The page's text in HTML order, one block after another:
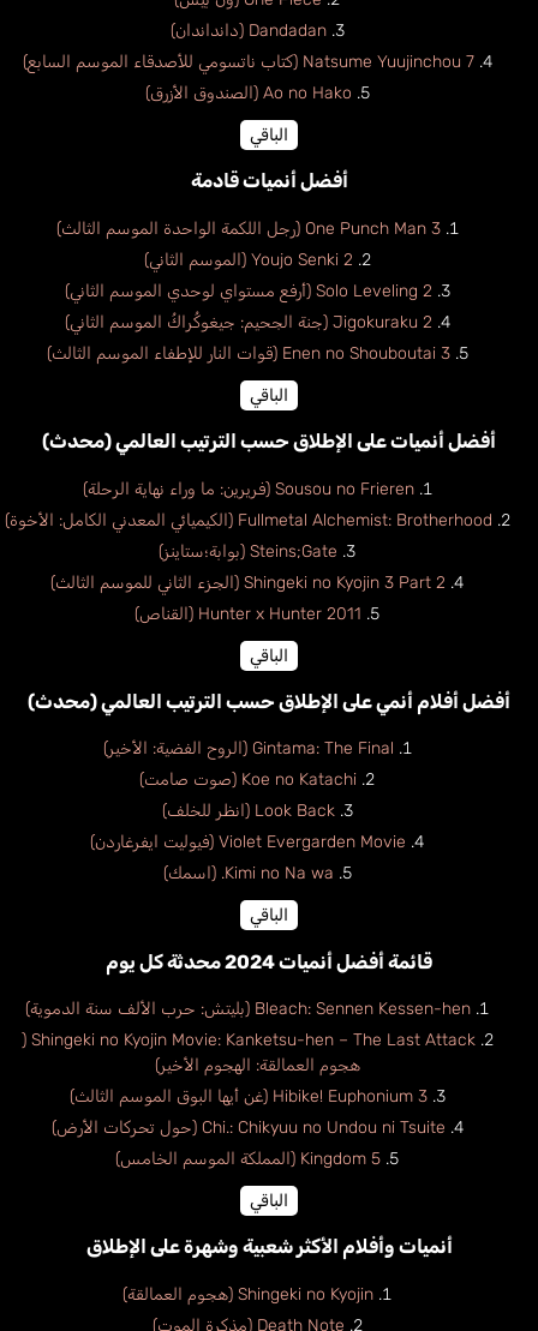
Dandadan (دانداندان)
Natsume Yuujinchou 7 (كتاب ناتسومي للأصدقاء الموسم السابع)
Ao no Hako (الصندوق الأزرق)
الباقي
أفضل أنميات قادمة
One Punch Man 3 (رجل اللكمة الواحدة الموسم الثالث)
Youjo Senki 2 (الموسم الثاني)
Solo Leveling 2 (أرفع مستواي لوحدي الموسم الثاني)
Jigokuraku 2 (جنة الجحيم: جيغوكُراكُ الموسم الثاني)
Enen no Shouboutai 3 (قوات النار للإطفاء الموسم الثالث)
الباقي
أفضل أنميات على الإطلاق حسب الترتيب العالمي (محدث)
Sousou no Frieren (فريرين: ما وراء نهاية الرحلة)
Fullmetal Alchemist: Brotherhood (الكيميائي المعدني الكامل: الأخوة)
Steins;Gate (بوابة؛ستاينز)
Shingeki no Kyojin 3 Part 2 (الجزء الثاني للموسم الثالث)
Hunter x Hunter 2011 (القناص)
الباقي
أفضل أفلام أنمي على الإطلاق حسب الترتيب العالمي (محدث)
Gintama: The Final (الروح الفضية: الأخير)
Koe no Katachi (صوت صامت)
Look Back (انظر للخلف)
Violet Evergarden Movie (فيوليت ايفرغاردن)
Kimi no Na wa. (اسمك)
الباقي
قائمة أفضل أنميات 2024 محدثة كل يوم
Bleach: Sennen Kessen-hen (بليتش: حرب الألف سنة الدموية)
Shingeki no Kyojin Movie: Kanketsu-hen – The Last Attack (
هجوم العمالقة: الهجوم الأخير)
Hibike! Euphonium 3 (غن أيها البوق الموسم الثالث)
Chi.: Chikyuu no Undou ni Tsuite (حول تحركات الأرض)
Kingdom 5 (المملكة الموسم الخامس)
الباقي
أنميات وأفلام الأكثر شعبية وشهرة على الإطلاق
Shingeki no Kyojin (هجوم العمالقة)
Death Note (مذكرة الموت)